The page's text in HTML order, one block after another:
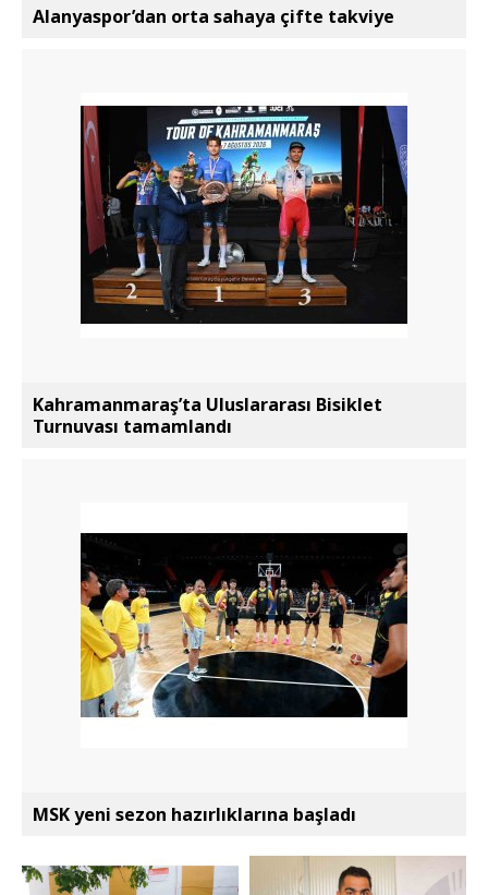
Alanyaspor’dan orta sahaya çifte takviye
Kahramanmaraş’ta Uluslararası Bisiklet
Turnuvası tamamlandı
MSK yeni sezon hazırlıklarına başladı